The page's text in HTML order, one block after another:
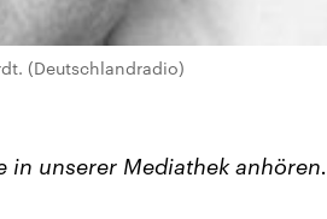
(Deutschlandradio)
in unserer Mediathek anhören.